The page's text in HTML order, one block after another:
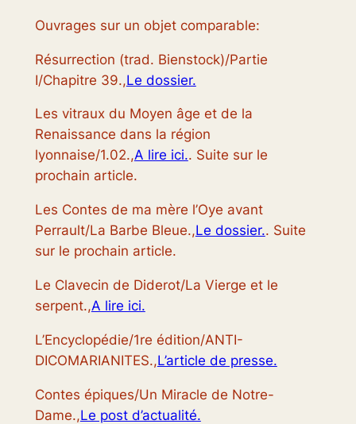
Ouvrages sur un objet comparable:
Résurrection (trad. Bienstock)/Partie
I/Chapitre 39.,Le dossier.
Les vitraux du Moyen âge et de la
Renaissance dans la région
lyonnaise/1.02.,A lire ici.. Suite sur le
prochain article.
Les Contes de ma mère l’Oye avant
Perrault/La Barbe Bleue.,Le dossier.. Suite
sur le prochain article.
Le Clavecin de Diderot/La Vierge et le
serpent.,A lire ici.
L’Encyclopédie/1re édition/ANTI-
DICOMARIANITES.,L’article de presse.
Contes épiques/Un Miracle de Notre-
Dame.,Le post d’actualité.